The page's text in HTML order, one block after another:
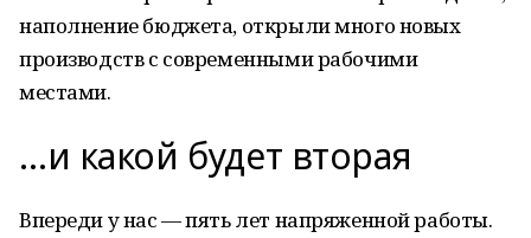
наполнение бюджета, открыли много новых
производств с современными рабочими
местами.
…и какой будет вторая
Впереди у нас — пять лет напряженной работы.